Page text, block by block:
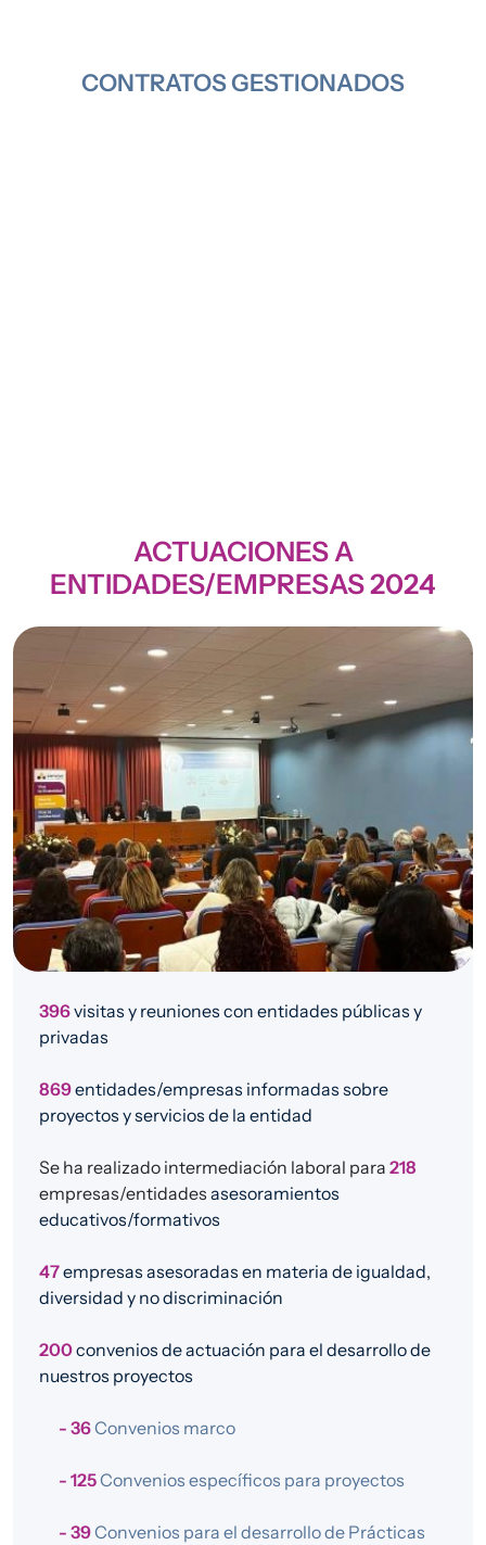
CONTRATOS GESTIONADOS
ACTUACIONES A
ENTIDADES/EMPRESAS 2024
396visitas y reuniones con entidades públicas y
privadas
869entidades/empresas informadas sobre
proyectos y servicios de la entidad
Se ha realizado intermediación laboral para 218
empresas/entidades asesoramientos
educativos/formativos
47empresas asesoradas en materia de igualdad,
diversidad y no discriminación
200convenios de actuación para el desarrollo de
nuestros proyectos
- 36Convenios marco
- 125Convenios específicos para proyectos
- 39Convenios para el desarrollo de Prácticas